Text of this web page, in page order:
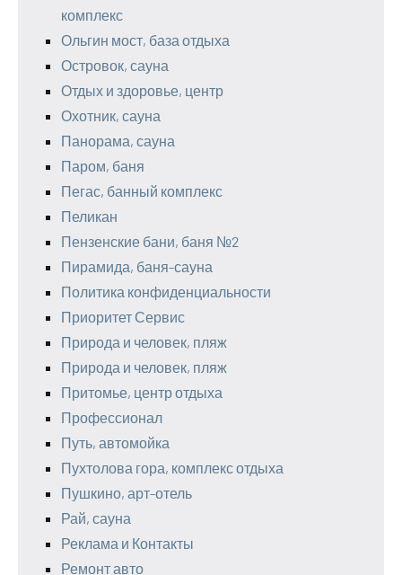
комплекс
Ольгин мост, база отдыха
Островок, сауна
Отдых и здоровье, центр
Охотник, сауна
Панорама, сауна
Паром, баня
Пегас, банный комплекс
Пеликан
Пензенские бани, баня №2
Пирамида, баня-сауна
Политика конфиденциальности
Приоритет Сервис
Природа и человек, пляж
Природа и человек, пляж
Притомье, центр отдыха
Профессионал
Путь, автомойка
Пухтолова гора, комплекс отдыха
Пушкино, арт-отель
Рай, сауна
Реклама и Контакты
Ремонт авто